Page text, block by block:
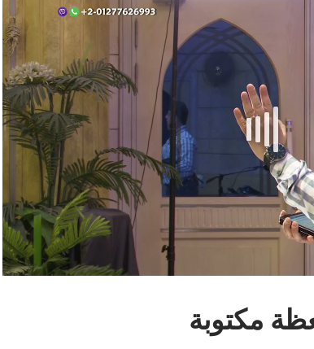
مكتوبة